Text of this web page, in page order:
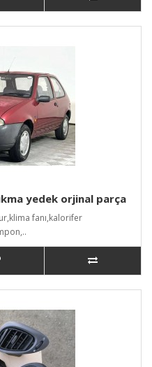
yedek orjinal parça
fanı,kalorifer